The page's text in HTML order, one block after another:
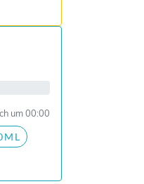
um 00:00